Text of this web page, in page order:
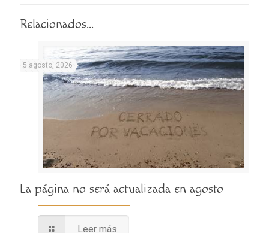
Relacionados...
5 agosto, 2026
La página no será actualizada en agosto
Leer más